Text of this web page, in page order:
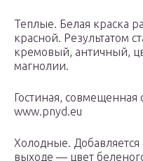
Теплые. Белая краска
красной. Результатом
кремовый, античный,
магнолии.
Гостиная, совмещенная
www.pnyd.eu
Холодные. Добавляется
выходе — цвет